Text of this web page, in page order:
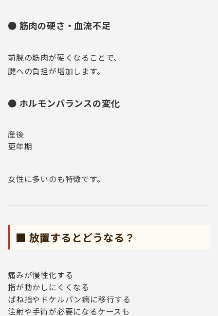
● 筋肉の硬さ・血流不足
前腕の筋肉が硬くなることで、
腱への負担が増加します。
● ホルモンバランスの変化
産後
更年期
女性に多いのも特徴です。
■ 放置するとどうなる？
痛みが慢性化する
指が動かしにくくなる
ばね指やドケルバン病に移行する
注射や手術が必要になるケースも